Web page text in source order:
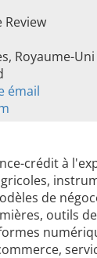
Review
Royaume-
émail
crédit à
de
outils